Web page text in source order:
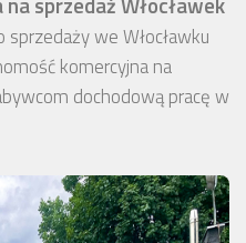
we Włocławku
komercyjna na
dochodową pracę w